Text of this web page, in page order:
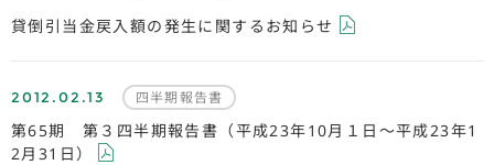
貸倒引当金戻入額の発生に関するお知らせ
2012.02.13 四半期報告書
第65期 第３四半期報告書（平成23年10月１日～平成23年1
2月31日）